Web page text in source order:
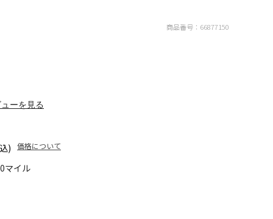
マイル
ーを見る
) 価格について
商品番号： 66877150